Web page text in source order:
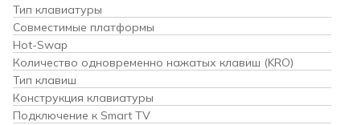
Тип клавиатуры
Совместимые платформы
Hot-Swap
Количество одновременно нажатых клавиш (KRO)
Тип клавиш
Конструкция клавиатуры
Подключение к Smart TV